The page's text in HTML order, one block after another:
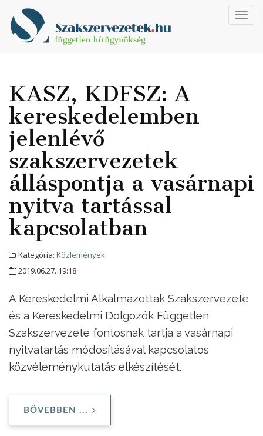
KASZ, KDFSZ: A
kereskedelemben
jelenlévő
szakszervezetek
álláspontja a vasárnapi
nyitva tartással
kapcsolatban
Kategória: Közlemények
2019.06.27. 19:18
A Kereskedelmi Alkalmazottak Szakszervezete
és a Kereskedelmi Dolgozók Független
Szakszervezete fontosnak tartja a vasárnapi
nyitvatartás módosításával kapcsolatos
közvéleménykutatás elkészítését.
BŐVEBBEN ...